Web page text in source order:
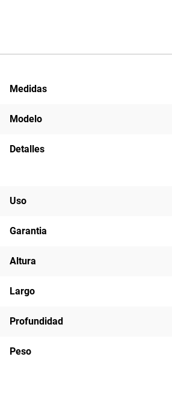
Medidas
Modelo
Detalles
Uso
Garantia
Altura
Largo
Profundidad
Peso